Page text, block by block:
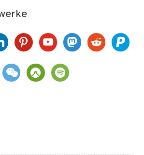
pinterestyoutubemastodon
reddit paypal
weixin komootspotify